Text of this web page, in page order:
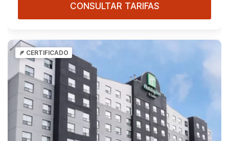
CONSULTAR TARIFAS
CERTIFICADO